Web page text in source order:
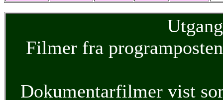
Filmer fra
Dokumentarfilmer vist